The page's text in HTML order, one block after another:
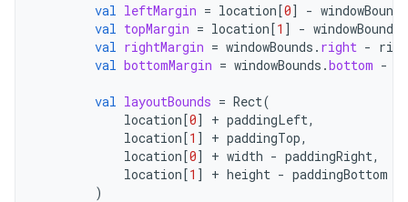
val leftMargin = location[0] - windowBounds
val topMargin = location[1 ] - windowBounds
val rightMargin = windowBounds . right -
val bottomMargin = windowBounds .bottom -
val layoutBounds = Rect(
location[0] + paddingLeft,
location[1 ] + paddingTop,
location[0] + width - paddingRight,
location[1 ] + height - paddingBottom
)